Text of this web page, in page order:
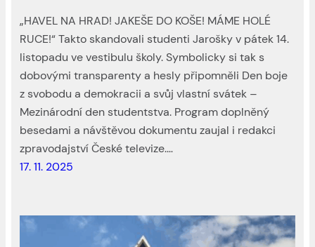
„HAVEL NA HRAD! JAKEŠE DO KOŠE! MÁME HOLÉ
RUCE!“ Takto skandovali studenti Jarošky v pátek 14.
listopadu ve vestibulu školy. Symbolicky si tak s
dobovými transparenty a hesly připomněli Den boje
z svobodu a demokracii a svůj vlastní svátek –
Mezinárodní den studentstva. Program doplněný
besedami a návštěvou dokumentu zaujal i redakci
zpravodajství České televize.…
17. 11. 2025